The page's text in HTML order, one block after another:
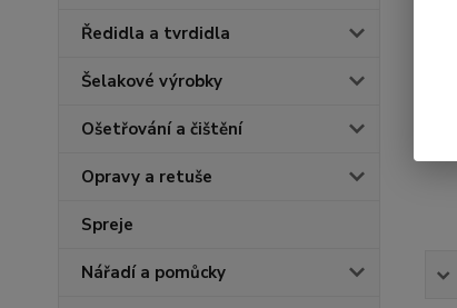
Ředidla a tvrdidla
Šelakové výrobky
Ošetřování a čištění
Opravy a retuše
Spreje
Nářadí a pomůcky